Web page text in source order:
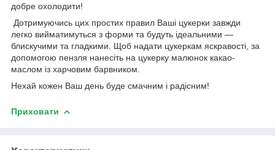
добре охолодити!
Дотримуючись цих простих правил Ваші цукерки завжди
легко вийматимуться з форми та будуть ідеальними —
блискучими та гладкими. Щоб надати цукеркам яскравості, за
допомогою пензля нанесіть на цукерку малюнок какао-
маслом із харчовим барвником.
Нехай кожен Ваш день буде смачним і радісним!
Приховати